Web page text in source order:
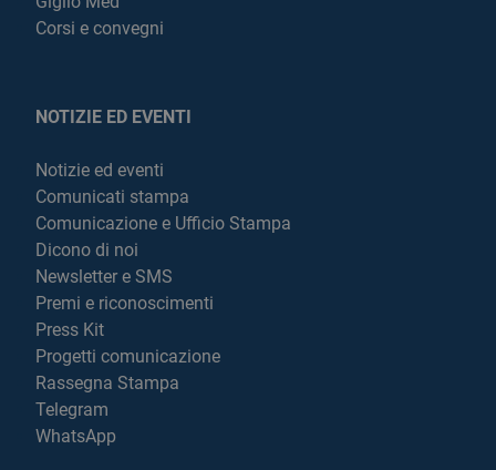
Corsi e convegni
NOTIZIE ED EVENTI
Notizie ed eventi
Comunicati stampa
Comunicazione e Ufficio Stampa
Dicono di noi
Newsletter e SMS
Premi e riconoscimenti
Press Kit
Progetti comunicazione
Rassegna Stampa
Telegram
WhatsApp